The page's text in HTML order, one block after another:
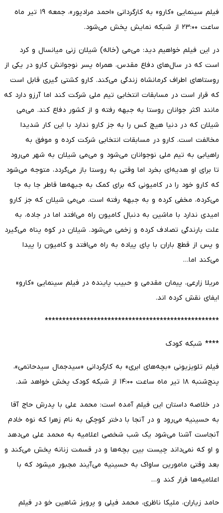
فیلم سینمایی «کارو» به کارگردانی «احمد مرادپور»، جمعه ۱۹ تیر ماه
ساعت ۲۳:۰۰ از شبکه نمایش پخش می‌شود.
در این فیلم خواهیم دید: می‌می (خاله) شیلان زنی میانسال و کرد
است که در سال‌های دفاع مقدس، همراه پسر نوجوانش کارو در یکی از
روستاهای اطراف کرمانشاه زندگی می‌کند. کارو کشتی گیری قابل است
که قرار است در مسابقات انتخابی تیم ملی شرکت کند اما آرزو دارد که
مانند اکثر جوانان روستا به جبهه رفته و از کشور دفاع کند. می‌می
شیلان که در دنیا هیچ کس را به جز کارو ندارد با این کار شدیدا
مخالفت است. کارو در مسابقات انتخابی شرکت کرده و موفق به
راهیابی به تیم ملی نوجوانان می‌شود و می‌می شیلان به شهر می‌رود
تا برای او هدیه‌ای بخرد اما وقتی به روستا باز می‌گردد، متوجه می‌شود
که کارو خود را در کامیونی که برای کمک به جبهه‌ها قاطر جا به جا
می‌کرده، مخفی کرده و به جبهه رفته است. می‌می شیلان که جز کارو
امیدی ندارد با ماشین به دنبال کامیون راه می‌افتد اما در جاده، به
علت بارندگی تصادف کرده و زخمی می‌شود. شیلان در کوه پناه می‌گیرد
و پس از قطع باران با پای پیاده به راه می‌افتد و کامیون را پیدا
می‌کند اما…
مریلا زارعی، پیمان مقدمی و حبیب پاینده در فیلم سینمایی «کارو»
ایفای نقش کرده اند.
**************************************************
**** شبکه کودک
فیلم تلویزیونی «بچه‌های ابری» به کارگردانی «سیدجمال سیدحاتمی»،
پنج‌شنبه ۱۸ تیر ماه ساعت ۱۴:۰۰ از شبکه کودک پخش خواهد شد.
در خلاصه داستان این فیلم آمده است: محمد علی با پدرش حاج آقا
به حسینیه می‌رود و در آنجا با دختر کوچکی به نام زهرا که نوه خادم
آنجاست آشنا می‌شود یک شب شخصی اعلامیه به محمد علی می‌دهد
و او که نمی‌داند چیست بین بچه‌ها و در قسمت زنانه پخش می‌کند و
بعد وقتی مامورین ساواک به حسینیه می‌آیند مجبور میشود که با
اعلامیه‌ها فرار کند و…
حامد زیاران، ملیکا ناظری، محمد فیلی و پرویز شاهین خو در فیلم